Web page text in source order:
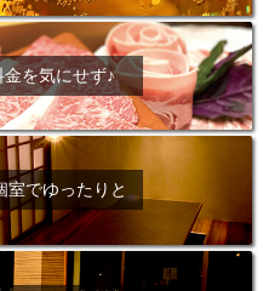
を気にせず♪
室でゆったりと